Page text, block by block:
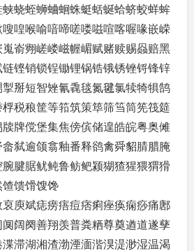
蛲蛭蛳蛐蛔蛛蜓蛞蜒蛤蛴蛟蛘蛑
喤喉喻喑啼嗟喽嗞喧喀喔喙嵌嵘
嵛翙嵯嵝嵫幄嵋赋赌赎赐赑赔黑
链铿销锁锃锄锂锅锆锇锈锉锊锋锌
掰短智矬氰毳毯氮毽氯犊犄犋鹄
税稂筐等筘筑策筚筛筜筒筅筏筵
牌傥堡集焦傍傧储遑皓皖粤奥傩
弑逾颌翕釉番释鹆禽舜貂腈腊腌
腱腒鱿鲀鲁鲂鲃颍猢猹猩猥猬猾
馈馉馊馋
裒庾斌痣痨痦痘痞痢痤痪痫痧痛鄌
阔阕善翔羡普粪粞尊奠遒道遂孳
滞湖湘渣渤湮湎湝湨湜渺湿温渴